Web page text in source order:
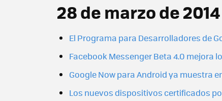
28 de marzo de 2014
El Programa para Desarrolladores de
Facebook Messenger Beta 4.0 mejora
Google Now para Android ya muestra
Los nuevos dispositivos certificados